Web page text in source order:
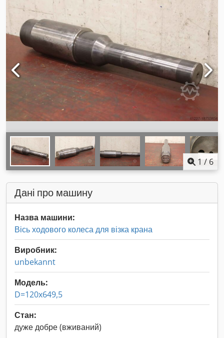
1 /6
Дані про машину
Назва машини:
Вісь ходового колеса для візка крана
Виробник:
unbekannt
Модель:
D=120x649,5
Стан:
дуже добре (вживаний)